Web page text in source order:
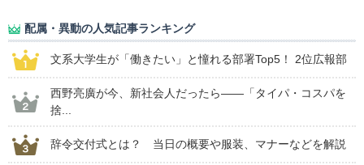
配属・異動の人気記事ランキング
文系大学生が「働きたい」と憧れる部署Top5！ 2位広報部
西野亮廣が今、新社会人だったら――「タイパ・コスパを
捨...
辞令交付式とは？ 当日の概要や服装、マナーなどを解説